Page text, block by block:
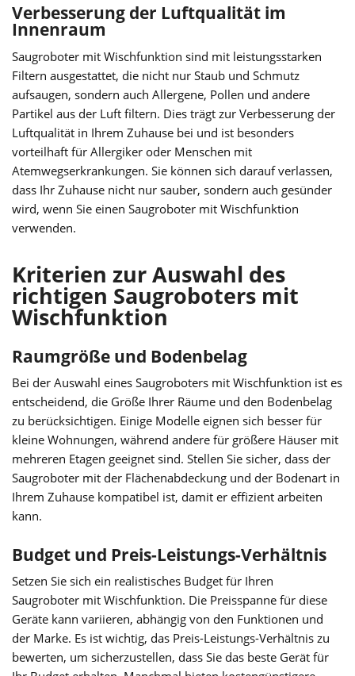
Verbesserung der Luftqualität im
Innenraum
Saugroboter mit Wischfunktion sind mit leistungsstarken
Filtern ausgestattet, die nicht nur Staub und Schmutz
aufsaugen, sondern auch Allergene, Pollen und andere
Partikel aus der Luft filtern. Dies trägt zur Verbesserung der
Luftqualität in Ihrem Zuhause bei und ist besonders
vorteilhaft für Allergiker oder Menschen mit
Atemwegserkrankungen. Sie können sich darauf verlassen,
dass Ihr Zuhause nicht nur sauber, sondern auch gesünder
wird, wenn Sie einen Saugroboter mit Wischfunktion
verwenden.
Kriterien zur Auswahl des
richtigen Saugroboters mit
Wischfunktion
Raumgröße und Bodenbelag
Bei der Auswahl eines Saugroboters mit Wischfunktion ist es
entscheidend, die Größe Ihrer Räume und den Bodenbelag
zu berücksichtigen. Einige Modelle eignen sich besser für
kleine Wohnungen, während andere für größere Häuser mit
mehreren Etagen geeignet sind. Stellen Sie sicher, dass der
Saugroboter mit der Flächenabdeckung und der Bodenart in
Ihrem Zuhause kompatibel ist, damit er effizient arbeiten
kann.
Budget und Preis-Leistungs-Verhältnis
Setzen Sie sich ein realistisches Budget für Ihren
Saugroboter mit Wischfunktion. Die Preisspanne für diese
Geräte kann variieren, abhängig von den Funktionen und
der Marke. Es ist wichtig, das Preis-Leistungs-Verhältnis zu
bewerten, um sicherzustellen, dass Sie das beste Gerät für